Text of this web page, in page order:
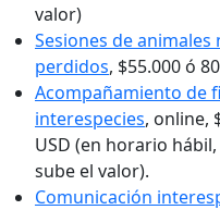
valor)
Sesiones de animales
perdidos, $55.000 ó
Acompañamiento de
interespecies, online,
USD (en horario
sube el valor).
Comunicación